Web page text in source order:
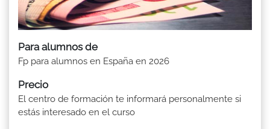
Para alumnos de
Fp para alumnos en España en 2026
Precio
El centro de formación te informará personalmente si
estás interesado en el curso